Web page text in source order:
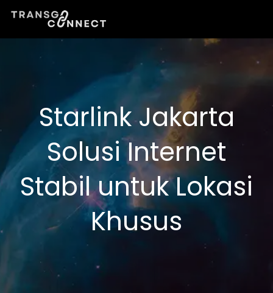
Lewati
Starlink Jakarta
Solusi Internet
Stabil untuk Lokasi
Khusus